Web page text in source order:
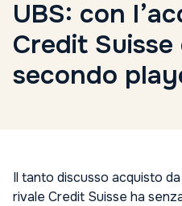
UBS: con
Credit
secondo
Il tanto discusso acquisto
rivale Credit Suisse ha